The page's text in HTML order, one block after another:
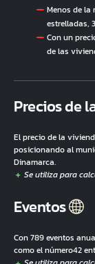
Menos de la
estrelladas,
Con un
de las
Precios de
El precio de la
posicionando al
Dinamarca.
Eventos
Con 789 eventos
como el número42